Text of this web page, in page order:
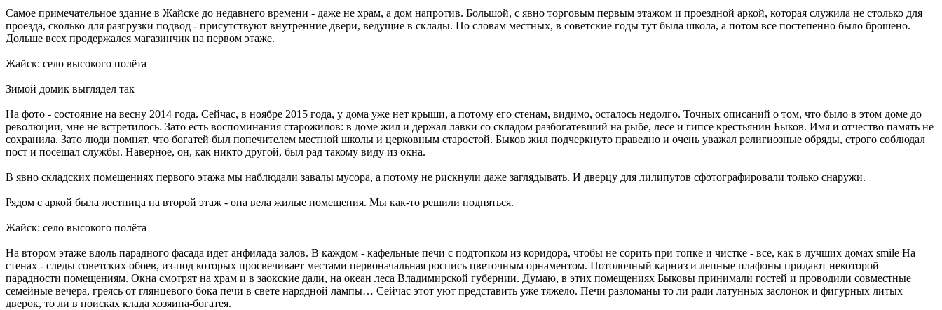
Самое примечательное здание в Жайске до недавнего времени - даже не храм, а дом напротив. Большой, с явно торговым первым этажом и проездной аркой, которая служила не столько для
проезда, сколько для разгрузки подвод - присутствуют внутренние двери, ведущие в склады. По словам местных, в советские годы тут была школа, а потом все постепенно было брошено.
Дольше всех продержался магазинчик на первом этаже.
Жайск: село высокого полёта
Зимой домик выглядел так
На фото - состояние на весну 2014 года. Сейчас, в ноябре 2015 года, у дома уже нет крыши, а потому его стенам, видимо, осталось недолго. Точных описаний о том, что было в этом доме до
революции, мне не встретилось. Зато есть воспоминания старожилов: в доме жил и держал лавки со складом разбогатевший на рыбе, лесе и гипсе крестьянин Быков. Имя и отчество память не
сохранила. Зато люди помнят, что богатей был попечителем местной школы и церковным старостой. Быков жил подчеркнуто праведно и очень уважал религиозные обряды, строго соблюдал
пост и посещал службы. Наверное, он, как никто другой, был рад такому виду из окна.
В явно складских помещениях первого этажа мы наблюдали завалы мусора, а потому не рискнули даже заглядывать. И дверцу для лилипутов сфотографировали только снаружи.
Рядом с аркой была лестница на второй этаж - она вела жилые помещения. Мы как-то решили подняться.
Жайск: село высокого полёта
На втором этаже вдоль парадного фасада идет анфилада залов. В каждом - кафельные печи с подтопком из коридора, чтобы не сорить при топке и чистке - все, как в лучших домах smile На
стенах - следы советских обоев, из-под которых просвечивает местами первоначальная роспись цветочным орнаментом. Потолочный карниз и лепные плафоны придают некоторой
парадности помещениям. Окна смотрят на храм и в заокские дали, на океан леса Владимирской губернии. Думаю, в этих помещениях Быковы принимали гостей и проводили совместные
семейные вечера, греясь от глянцевого бока печи в свете нарядной лампы… Сейчас этот уют представить уже тяжело. Печи разломаны то ли ради латунных заслонок и фигурных литых
дверок, то ли в поисках клада хозяина-богатея.